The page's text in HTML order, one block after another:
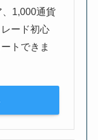
1,000通貨
ード初心
トできま